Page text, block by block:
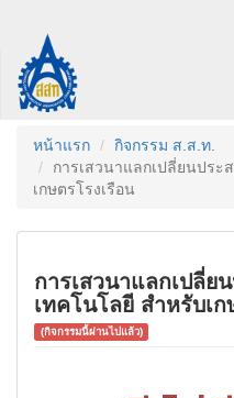
หน้าแรก
กิจกรรม ส.ส.ท.
การเสวนาแลกเปลี่ยนปร
เกษตรโรงเรือน
การเสวนาแลกเปลี่ย
เทคโนโลยี สำหรับเก
(กิจกรรมนี้ผ่านไปแล้ว)